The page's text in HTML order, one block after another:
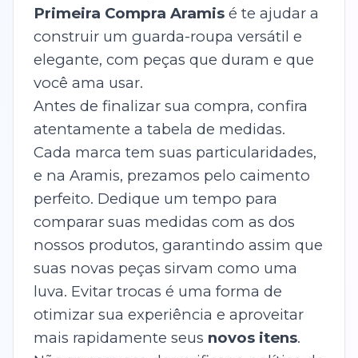
Primeira Compra Aramisé te ajudar a
construir um guarda-roupa versátil e
elegante, com peças que duram e que
você ama usar.
Antes de finalizar sua compra, confira
atentamente a tabela de medidas.
Cada marca tem suas particularidades,
e na Aramis, prezamos pelo caimento
perfeito. Dedique um tempo para
comparar suas medidas com as dos
nossos produtos, garantindo assim que
suas novas peças sirvam como uma
luva. Evitar trocas é uma forma de
otimizar sua experiência e aproveitar
mais rapidamente seus novos itens.